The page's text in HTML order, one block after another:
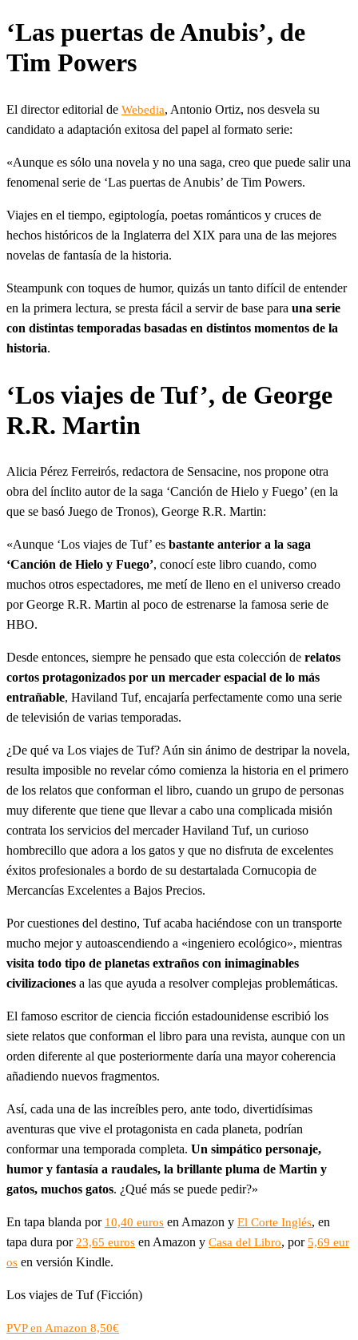
‘Las puertas de Anubis’, de
Tim Powers
El director editorial de Webedia, Antonio Ortiz, nos desvela su
candidato a adaptación exitosa del papel al formato serie:
«Aunque es sólo una novela y no una saga, creo que puede salir una
fenomenal serie de ‘Las puertas de Anubis’ de Tim Powers.
Viajes en el tiempo, egiptología, poetas románticos y cruces de
hechos históricos de la Inglaterra del XIX para una de las mejores
novelas de fantasía de la historia.
Steampunk con toques de humor, quizás un tanto difícil de entender
en la primera lectura, se presta fácil a servir de base para una serie
con distintas temporadas basadas en distintos momentos de la
historia.
‘Los viajes de Tuf’, de George
R.R. Martin
Alicia Pérez Ferreirós, redactora de Sensacine, nos propone otra
obra del ínclito autor de la saga ‘Canción de Hielo y Fuego’ (en la
que se basó Juego de Tronos), George R.R. Martin:
«Aunque ‘Los viajes de Tuf’ es bastante anterior a la saga
‘Canción de Hielo y Fuego’, conocí este libro cuando, como
muchos otros espectadores, me metí de lleno en el universo creado
por George R.R. Martin al poco de estrenarse la famosa serie de
HBO.
Desde entonces, siempre he pensado que esta colección de relatos
cortos protagonizados por un mercader espacial de lo más
entrañable, Haviland Tuf, encajaría perfectamente como una serie
de televisión de varias temporadas.
¿De qué va Los viajes de Tuf? Aún sin ánimo de destripar la novela,
resulta imposible no revelar cómo comienza la historia en el primero
de los relatos que conforman el libro, cuando un grupo de personas
muy diferente que tiene que llevar a cabo una complicada misión
contrata los servicios del mercader Haviland Tuf, un curioso
hombrecillo que adora a los gatos y que no disfruta de excelentes
éxitos profesionales a bordo de su destartalada Cornucopia de
Mercancías Excelentes a Bajos Precios.
Por cuestiones del destino, Tuf acaba haciéndose con un transporte
mucho mejor y autoascendiendo a «ingeniero ecológico», mientras
visita todo tipo de planetas extraños con inimaginables
civilizaciones a las que ayuda a resolver complejas problemáticas.
El famoso escritor de ciencia ficción estadounidense escribió los
siete relatos que conforman el libro para una revista, aunque con un
orden diferente al que posteriormente daría una mayor coherencia
añadiendo nuevos fragmentos.
Así, cada una de las increíbles pero, ante todo, divertidísimas
aventuras que vive el protagonista en cada planeta, podrían
conformar una temporada completa. Un simpático personaje,
humor y fantasía a raudales, la brillante pluma de Martin y
gatos, muchos gatos. ¿Qué más se puede pedir?»
En tapa blanda por 10,40 euros en Amazon y El Corte Inglés, en
tapa dura por 23,65 euros en Amazon y Casa del Libro, por5,69 eur
os en versión Kindle.
Los viajes de Tuf (Ficción)
PVP en Amazon 8,50€